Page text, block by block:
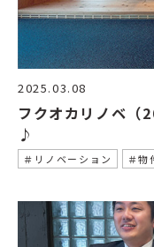
2025.03.08
フクオカリノベ
♪
＃リノベーション ＃物